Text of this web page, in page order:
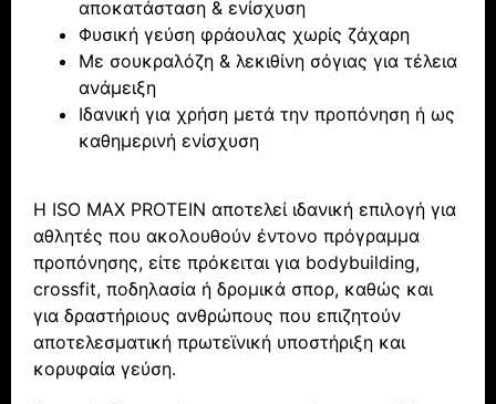
αποκατάσταση & ενίσχυση
Φυσική γεύση φράουλας χωρίς ζάχαρη
Με σουκραλόζη & λεκιθίνη σόγιας για τέλεια
ανάμειξη
Ιδανική για χρήση μετά την προπόνηση ή ως
καθημερινή ενίσχυση
Η ISO MAX PROTEIN αποτελεί ιδανική επιλογή για
αθλητές που ακολουθούν έντονο πρόγραμμα
προπόνησης, είτε πρόκειται για bodybuilding,
crossfit, ποδηλασία ή δρομικά σπορ, καθώς και
για δραστήριους ανθρώπους που επιζητούν
αποτελεσματική πρωτεϊνική υποστήριξη και
κορυφαία γεύση.